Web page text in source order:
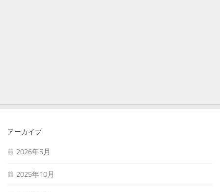
アーカイブ
2026年5月
2025年10月